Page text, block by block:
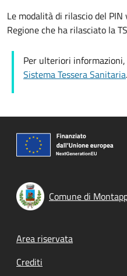
Le modalità di rilascio del
Regione che ha rilasciato la
Per ulteriori
Sistema Tessera Sanitaria.
Comune di
Footer menu
Area riservata
Crediti